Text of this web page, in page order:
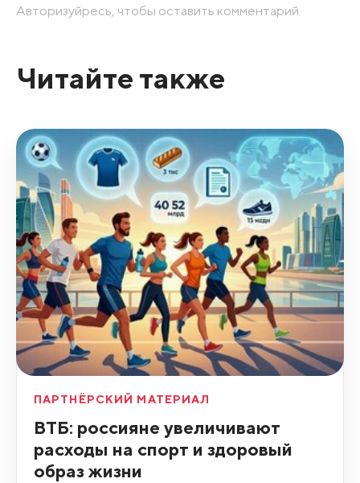
Авторизуйресь, чтобы оставить комментарий.
Читайте также
ПАРТНЁРСКИЙ МАТЕРИАЛ
ВТБ: россияне увеличивают
расходы на спорт и здоровый
образ жизни